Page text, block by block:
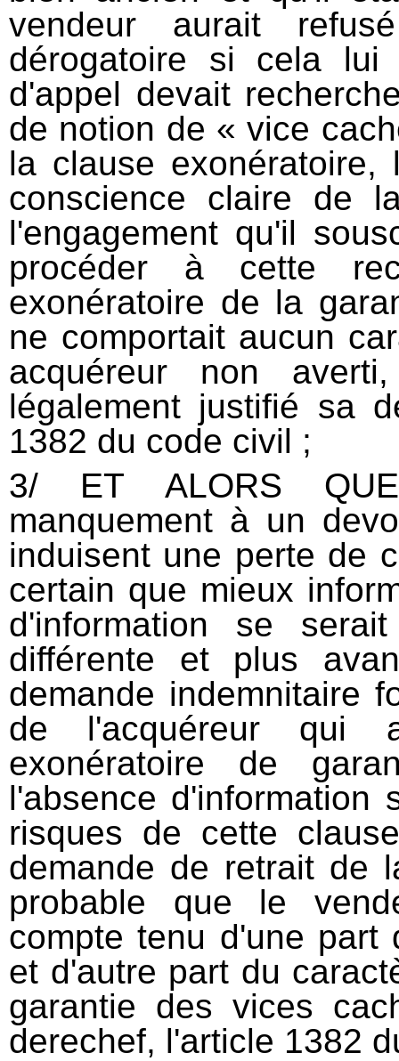
vendeur aurait
dérogatoire si cela
d'appel devait
de notion de « vice
la clause exonératoire,
conscience claire de
l'engagement qu'il
procéder à cette
exonératoire de la
ne comportait aucun
acquéreur non
légalement justifié sa
1382 du code civil ;
3/ ET ALORS
manquement à un
induisent une perte de
certain que mieux
d'information se
différente et plus
demande indemnitaire
de l'acquéreur qui
exonératoire de
l'absence
risques de cette
demande de retrait de
probable que le
compte tenu d'une part
et d'autre part du
garantie des vices
derechef, l'article 1382